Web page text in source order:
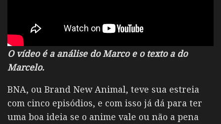
O vídeo é a análise do Marco e o texto a do
Marcelo.
BNA, ou Brand New Animal, teve sua estreia
com cinco episódios, e com isso já dá para ter
uma boa ideia se o anime vale ou não a pena